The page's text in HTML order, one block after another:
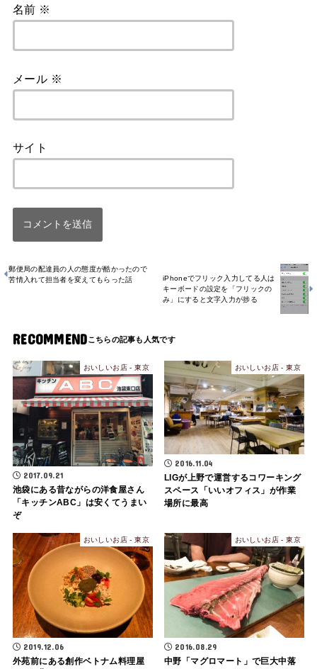
名前 ※
メール ※
サイト
郵便局の配達員の人の態度が酷かったので
苦情入れて担当者を変えてもらった話
iPhoneでフリック入力してる人は
キーボードの設定を「フリックの
み」にすると文字入力が捗る
RECOMMEND
おいしいお店 - 東京
2017.09.21
池袋にある昔ながらの洋食屋さん
「キッチンABC」は安くてうまい
ぞ
おいしいお店 - 東京
2016.11.04
LIGが上野で運営するコワーキング
スペース「いいオフィス」が作業
場所に最高
おいしいお店 - 東京
2019.12.06
外苑前にある創作ベトナム料理屋
おいしいお店 - 東京
2016.08.29
中野「マグロマート」で巨大中落